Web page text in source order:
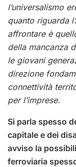
l’universalismo
quanto riguarda
affrontare è
della mancanza
le giovani
direzione
connettività
per l’imprese.
Si parla spesso
capitale e dei
avviso la
ferroviaria